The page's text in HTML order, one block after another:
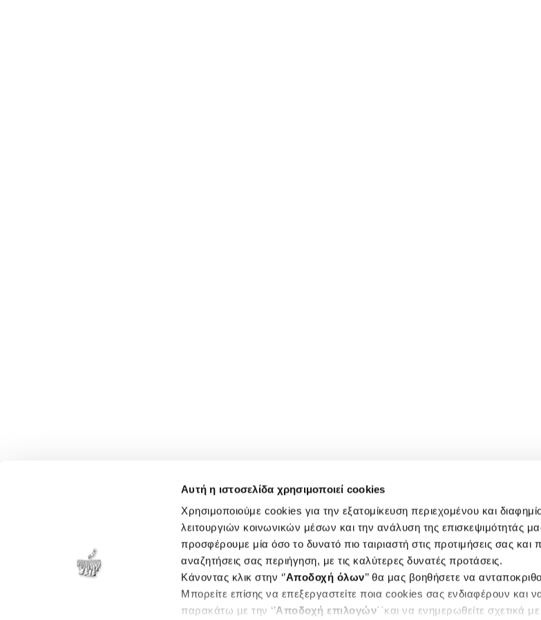
Αυτή η ιστοσελίδα χρησιμοποιεί cookies
Χρησιμοποιούμε cookies για την εξατομίκευση περιεχομένου και
λειτουργιών κοινωνικών μέσων και την ανάλυση της επισκεψιμότητάς
προσφέρουμε μία όσο το δυνατό πιο ταιριαστή στις προτιμήσεις σας και
αναζητήσεις σας περιήγηση, με τις καλύτερες δυνατές προτάσεις.
Κάνοντας κλικ στην ‘’Αποδοχή όλων’’ θα μας βοηθήσετε να
Μπορείτε επίσης να επεξεργαστείτε ποια cookies σας ενδιαφέρουν και
παρακάτω με την ‘’Αποδοχή επιλογών΄΄και να ενημερωθείτε σχετικά